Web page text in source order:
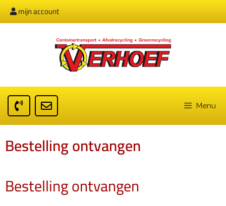
mijn account
Menu
Bestelling ontvangen
Bestelling ontvangen